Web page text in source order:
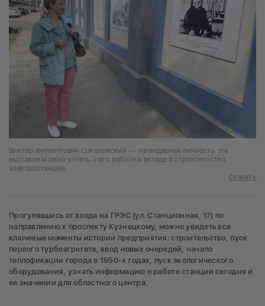
Виктор Филиппович Соколовский — легендарная личность. На
выставке можно узнать о его работе и вкладе в строительство
электростанции
Скачать
Прогулявшись от входа на ГРЭС (ул. Станционная, 17) по
направлению к проспекту Кузнецкому, можно увидеть все
ключевые моменты истории предприятия: строительство, пуск
первого турбоагрегата, ввод новых очередей, начало
теплофикации города в 1950-х годах, пуск экологического
оборудования, узнать информацию о работе станции сегодня и
ее значении для областного центра.